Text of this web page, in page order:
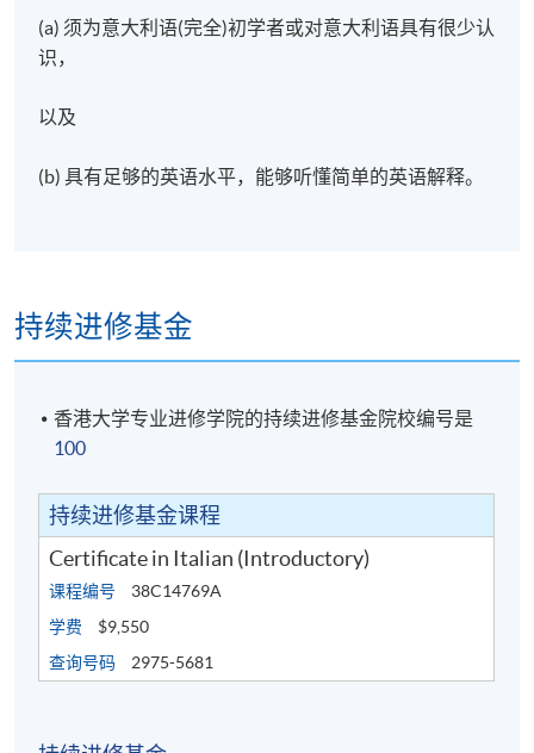
(a) 须为意大利语(完全)初学者或对意大利语具有很少认
识，
以及
(b) 具有足够的英语水平，能够听懂简单的英语解释。
持续进修基金
香港大学专业进修学院的持续进修基金院校编号是
100
持续进修基金课程
Certificate in Italian (Introductory)
课程编号
38C14769A
学费
$9,550
查询号码
2975-5681